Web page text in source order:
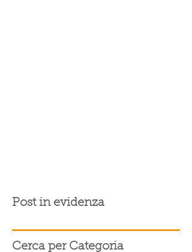
Post in evidenza
Cerca per Categoria